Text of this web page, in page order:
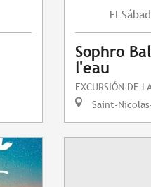
El
Sophro
l'eau
EXCURSIÓN DE
Saint-